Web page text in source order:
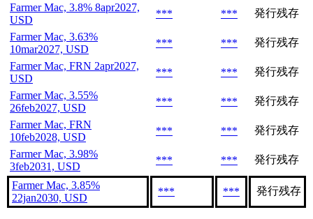
Farmer Mac, 3.8% 8apr2027,
USD
*** ***
発行残存
Farmer Mac, 3.63%
10mar2027, USD
*** ***
発行残存
Farmer Mac, FRN 2apr2027,
USD
*** ***
発行残存
Farmer Mac, 3.55%
26feb2027, USD
*** ***
発行残存
Farmer Mac, FRN
10feb2028, USD
*** ***
発行残存
Farmer Mac, 3.98%
3feb2031, USD
*** *** 発行残存
Farmer Mac, 3.85%
22jan2030, USD
*** *** 発行残存